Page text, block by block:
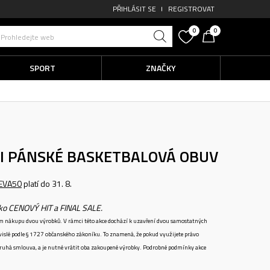
PŘIHLÁSIT SE REGISTROVAT
Prohledejte web
0 0
SPORT
ZNAČKY
PÁNSKÉ BASKETBALOVÁ OBUV
platí do 31. 8.
HIT a FINAL SALE.
nákupu dvou výrobků. V rámci této akce dochází k uzavření dvou samostatných
podle § 1727 občanského zákoníku. To znamená, že pokud využijete právo
smlouva, a je nutné vrátit oba zakoupené výrobky. Podrobné podmínky akce